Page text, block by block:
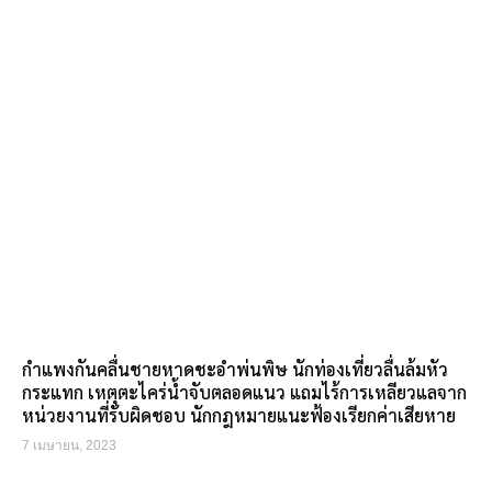
กำแพงกันคลื่นชายหาดชะอำพ่นพิษ นักท่องเที่ยวลื่นล้มหัว
กระแทก เหตุตะไคร่น้ำจับตลอดแนว แถมไร้การเหลียวแลจาก
หน่วยงานที่รับผิดชอบ นักกฎหมายแนะฟ้องเรียกค่าเสียหาย
7 เมษายน, 2023